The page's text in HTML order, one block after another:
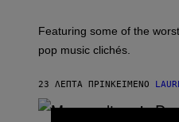
A
C
O
U
S
Featuring some of the
pop music clichés.
23 ΛΕΠΤΆ ΠΡΙΝΚΕΊΜΕΝΟ